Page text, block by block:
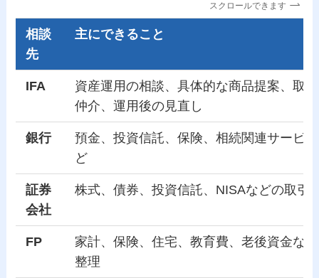
スクロールできます
相談
先
主にできること
IFA
資産運用の相談、具体的な商品提案、取
仲介、運用後の見直し
銀行
預金、投資信託、保険、相続関連サービ
ど
証券
会社
株式、債券、投資信託、NISAなどの取引
FP
家計、保険、住宅、教育費、老後資金な
整理